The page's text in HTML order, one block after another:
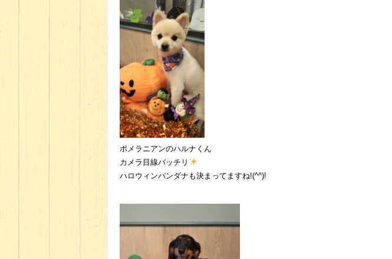
ポメラニアンのハルナくん
カメラ目線バッチリ
ハロウィンバンダナも決まってますね!(^^)!